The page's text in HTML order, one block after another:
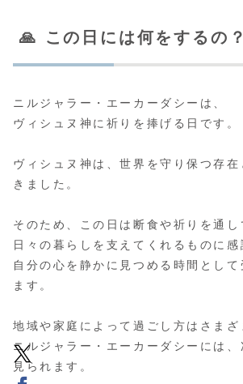
🙏 この日には何をするの？
ニルジャラー・エーカーダシーは、
ヴィシュヌ神に祈りを捧げる日です。
ヴィシュヌ神は、世界を守り保つ存在
きました。
そのため、この日は断食や祈りを通し
日々の暮らしを支えてくれるものに感
自分の心を静かに見つめる時間として
ます。
地域や家庭によって過ごし方はさまざ
ニルジャラー・エーカーダシーには
見られます。